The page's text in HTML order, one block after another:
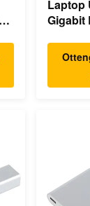
Laptop
Gigabit